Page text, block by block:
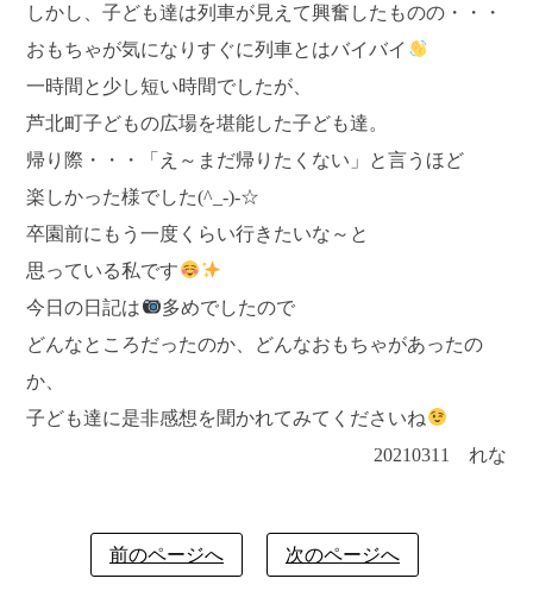
しかし、子ども達は列車が見えて興奮したものの・・・
おもちゃが気になりすぐに列車とはバイバイ
一時間と少し短い時間でしたが、
芦北町子どもの広場を堪能した子ども達。
帰り際・・・「え～まだ帰りたくない」と言うほど
楽しかった様でした(^_-)-☆
卒園前にもう一度くらい行きたいな～と
思っている私です
今日の日記は
多めでしたので
どんなところだったのか、どんなおもちゃがあったの
か、
子ども達に是非感想を聞かれてみてくださいね
20210311 れな
前のページへ 次のページへ